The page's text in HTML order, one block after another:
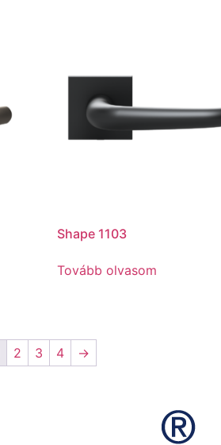
Shape 1103
Tovább olvasom
2 3 4 →